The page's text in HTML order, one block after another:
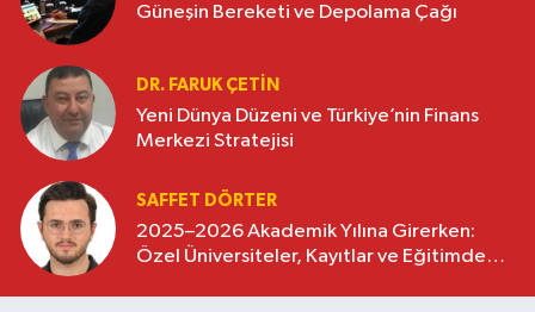
Güneşin Bereketi ve Depolama Çağı
DR. FARUK ÇETİN
Yeni Dünya Düzeni ve Türkiye’nin Finans
Merkezi Stratejisi
SAFFET DÖRTER
2025–2026 Akademik Yılına Girerken:
Özel Üniversiteler, Kayıtlar ve Eğitimde